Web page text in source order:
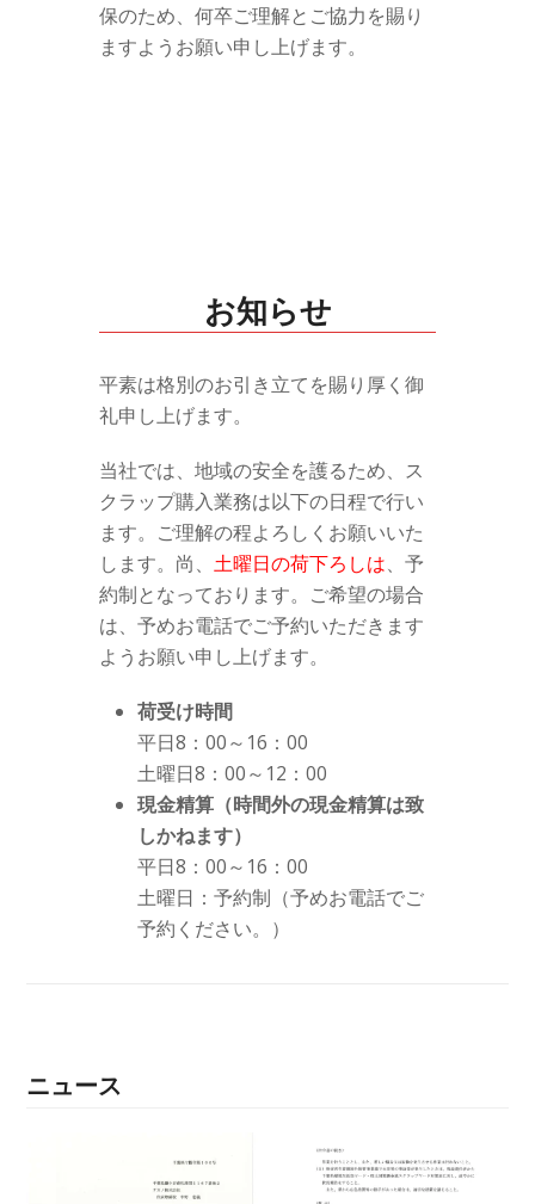
保のため、何卒ご理解とご協力を賜り
ますようお願い申し上げます。
お知らせ
平素は格別のお引き立てを賜り厚く御
礼申し上げます。
当社では、地域の安全を護るため、ス
クラップ購入業務は以下の日程で行い
ます。ご理解の程よろしくお願いいた
します。尚、 土曜日の荷下ろしは、予
約制となっております。ご希望の場合
は、予めお電話でご予約いただきます
ようお願い申し上げます。
荷受け時間
平日8：00～16：00
土曜日8：00～12：00
現金精算（時間外の現金精算は致
しかねます）
平日8：00～16：00
土曜日：予約制（予めお電話でご
予約ください。）
ニュース